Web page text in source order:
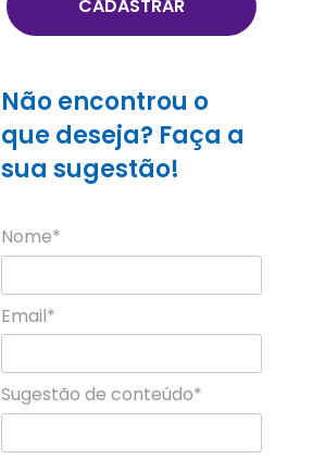
CADASTRAR
Não encontrou o
que deseja? Faça a
sua sugestão!
Nome*
Email*
Sugestão de conteúdo*